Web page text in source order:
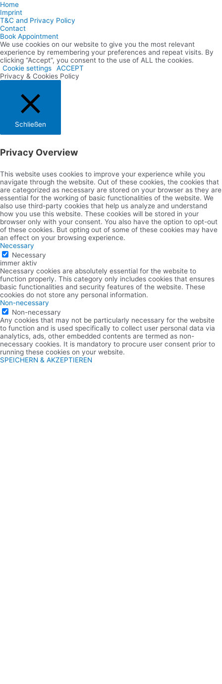
Home
Imprint
T&C and Privacy Policy
Contact
Book Appointment
We use cookies on our website to give you the most relevant
experience by remembering your preferences and repeat visits. By
clicking “Accept”, you consent to the use of ALL the cookies.
Cookie settings
ACCEPT
Privacy & Cookies Policy
Schließen
Privacy Overview
This website uses cookies to improve your experience while you
navigate through the website. Out of these cookies, the cookies that
are categorized as necessary are stored on your browser as they are
essential for the working of basic functionalities of the website. We
also use third-party cookies that help us analyze and understand
how you use this website. These cookies will be stored in your
browser only with your consent. You also have the option to opt-out
of these cookies. But opting out of some of these cookies may have
an effect on your browsing experience.
Necessary
Necessary
immer aktiv
Necessary cookies are absolutely essential for the website to
function properly. This category only includes cookies that ensures
basic functionalities and security features of the website. These
cookies do not store any personal information.
Non-necessary
Non-necessary
Any cookies that may not be particularly necessary for the website
to function and is used specifically to collect user personal data via
analytics, ads, other embedded contents are termed as non-
necessary cookies. It is mandatory to procure user consent prior to
running these cookies on your website.
SPEICHERN & AKZEPTIEREN